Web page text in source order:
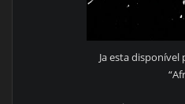
Ja esta